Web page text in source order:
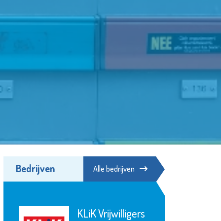
Bedrijven Alle bedrijven
KLiK Vrijwilligers